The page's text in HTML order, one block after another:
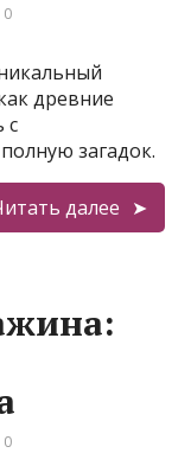
0
древние
с
загадок.
далее
0